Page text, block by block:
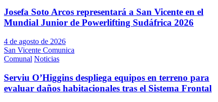
Josefa Soto Arcos representará a San Vicente en el
Mundial Junior de Powerlifting Sudáfrica 2026
4 de agosto de 2026
San Vicente Comunica
Comunal Noticias
Serviu O’Higgins despliega equipos en terreno para
evaluar daños habitacionales tras el Sistema Frontal